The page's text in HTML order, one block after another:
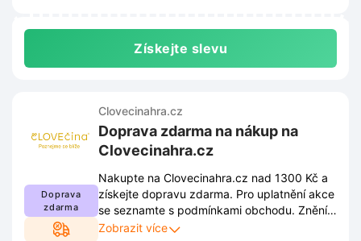
Získejte slevu
Doprava
zdarma
Clovecinahra.cz
Doprava zdarma na nákup na
Clovecinahra.cz
Nakupte na Clovecinahra.cz nad 1300 Kč a
získejte dopravu zdarma. Pro uplatnění akce
se seznamte s podmínkami obchodu. Znění
podmínek najdete na webu a může se měnit.
Zobrazit více